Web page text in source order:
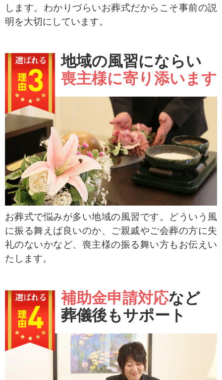
します。わかりづらいお葬式だからこそ事前の説
明を大切にしています。
地域の風習にならい
喪主様に寄り添います
お葬式で悩みが多い地域の風習です。どういう風
に振る舞えば良いのか、ご親戚やご会葬の方に失
礼のないかなど、喪主様の振る舞い方もお伝えい
たします。
補助金申請対応など
葬儀後もサポート